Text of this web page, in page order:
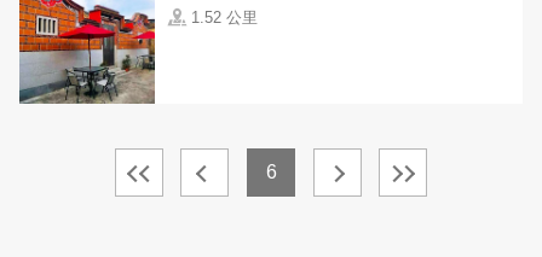
1.52 公里
6